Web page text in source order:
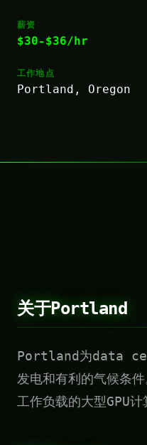
薪资
$30-$36/hr
工作地点
Portland, Oregon
关于Portland
Portland为data
发电和有利的气候条
工作负载的大型GPU计